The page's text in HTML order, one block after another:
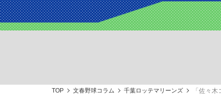
「90%は失敗する。でも…」本田圭佑が初
終戦から81年
TOP 文春野球コラム 千葉ロッテマリーンズ 「佐々